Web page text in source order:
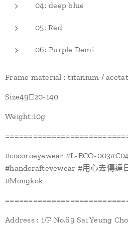
04: deep blue
05: Red
06: Purple Demi
Frame material : titanium /
Size49□20-140
Weight:10g
#cocoroeyewear #L-ECO-
#handcrafteyewear #用心去傳達
#Mongkok
Address : 1/F No.69 Sai Yeung